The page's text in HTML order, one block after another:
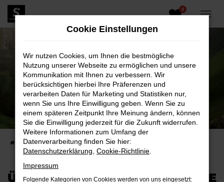
Zum
Hauptinhalt
0
ABVERKAUF TOYOTA LAND CRUISER
AUF ZU NEUEN ABENTEUERN.
Startseite Unternehmen Blog
ÜBER 10 MILLIONEN VERKAUFTE
Cookie Einstellungen
Wir nutzen Cookies, um Ihnen die bestmögliche
Nutzung unserer Webseite zu ermöglichen und unsere
Kommunikation mit Ihnen zu verbessern. Wir
berücksichtigen hierbei Ihre Präferenzen und
verarbeiten Daten für Marketing und Statistiken nur,
wenn Sie uns Ihre Einwilligung geben. Wenn Sie zu
einem späteren Zeitpunkt Ihre Meinung ändern, können
Sie die Einwilligung jederzeit für die Zukunft widerrufen.
Weitere Informationen zum Umfang der
Datenverarbeitung finden Sie hier:
Datenschutzerklärung Cookie-Richtlinie
Impressum
Folgende Kategorien von Cookies werden von uns eingesetzt: